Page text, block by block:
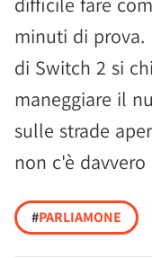
minuti di prova.
di Switch 2 si
maneggiare il
sulle strade
non c'è
#PARLIAMONE